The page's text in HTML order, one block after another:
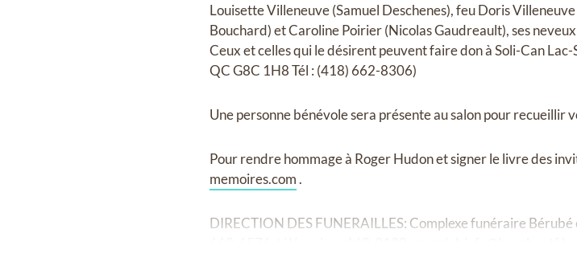
Louisette Villeneuve (Samuel Deschenes), feu Doris
Bouchard) et Caroline Poirier (Nicolas Gaudreault), ses
Ceux et celles qui le désirent peuvent faire don à Soli-Can
QC G8C 1H8 Tél : (418) 662-8306)
Une personne bénévole sera présente au salon pour recueillir
Pour rendre hommage à Roger Hudon et signer le livre des
memoires.com.
DIRECTION DES FUNERAILLES: Complexe funéraire